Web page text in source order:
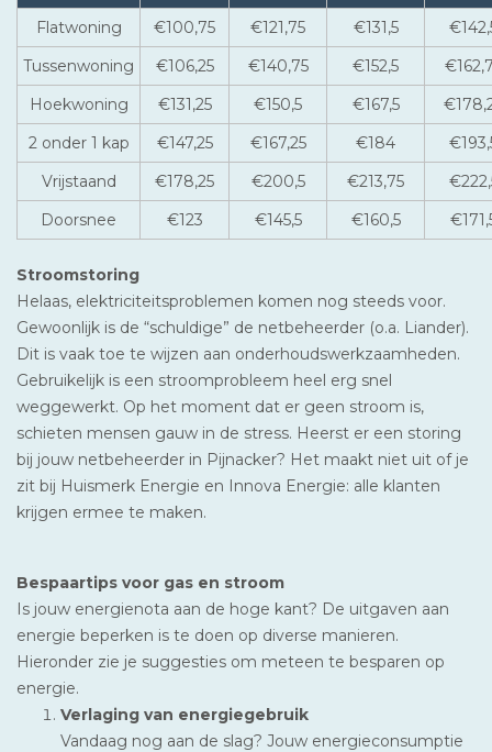
Flatwoning
€100,75 €121,75 €131,5
Tussenwoning
€106,25 €140,75 €152,5
Hoekwoning
€131,25 €150,5 €167,5
2 onder 1 kap
€147,25 €167,25 €184
Vrijstaand
€178,25 €200,5 €213,75
Doorsnee
€123 €145,5 €160,5
Stroomstoring
Helaas, elektriciteitsproblemen komen nog steeds voor.
Gewoonlijk is de “schuldige” de netbeheerder (o.a. Liander).
Dit is vaak toe te wijzen aan onderhoudswerkzaamheden.
Gebruikelijk is een stroomprobleem heel erg snel
weggewerkt. Op het moment dat er geen stroom is,
schieten mensen gauw in de stress. Heerst er een storing
bij jouw netbeheerder in Pijnacker? Het maakt niet uit of je
zit bij Huismerk Energie en Innova Energie: alle klanten
krijgen ermee te maken.
Bespaartips voor gas en stroom
Is jouw energienota aan de hoge kant? De uitgaven aan
energie beperken is te doen op diverse manieren.
Hieronder zie je suggesties om meteen te besparen op
energie.
Verlaging van energiegebruik
Vandaag nog aan de slag? Jouw energieconsumptie